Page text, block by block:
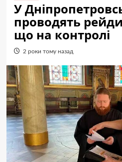
У
проводять
що на контролі
2 роки тому назад